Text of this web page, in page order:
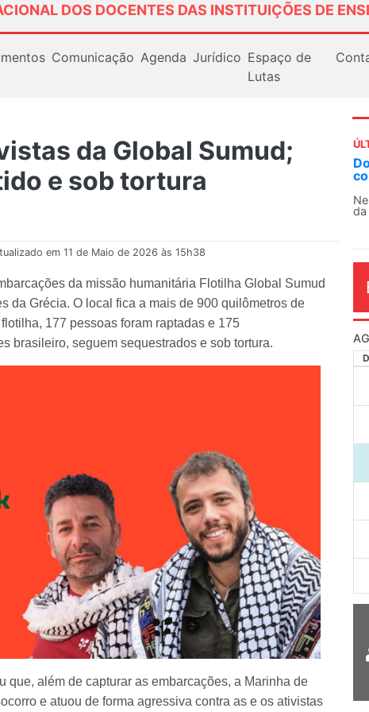
DOS DOCENTES DAS INSTITUIÇÕES DE
Comunicação Agenda Jurídico Espaço de
Lutas
da Global Sumud;
e sob tortura
em 11 de Maio de 2026 às 15h38
da missão humanitária Flotilha Global Sumud
da Grécia. O local fica a mais de 900 quilômetros de
177 pessoas foram raptadas e 175
brasileiro, seguem sequestrados e sob tortura.
que, além de capturar as embarcações, a Marinha de
e atuou de forma agressiva contra as e os ativistas
O